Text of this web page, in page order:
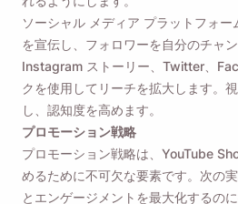
ソーシャル メディア プラットフォ
を宣伝し、フォロワーを自分のチャ
Instagram ストーリー、Twitter、
クを使用してリーチを拡大します。
し、認知度を高めます。
プロモーション戦略
プロモーション戦略は、YouTube
めるために不可欠な要素です。次の
とエンゲージメントを最大化するのに